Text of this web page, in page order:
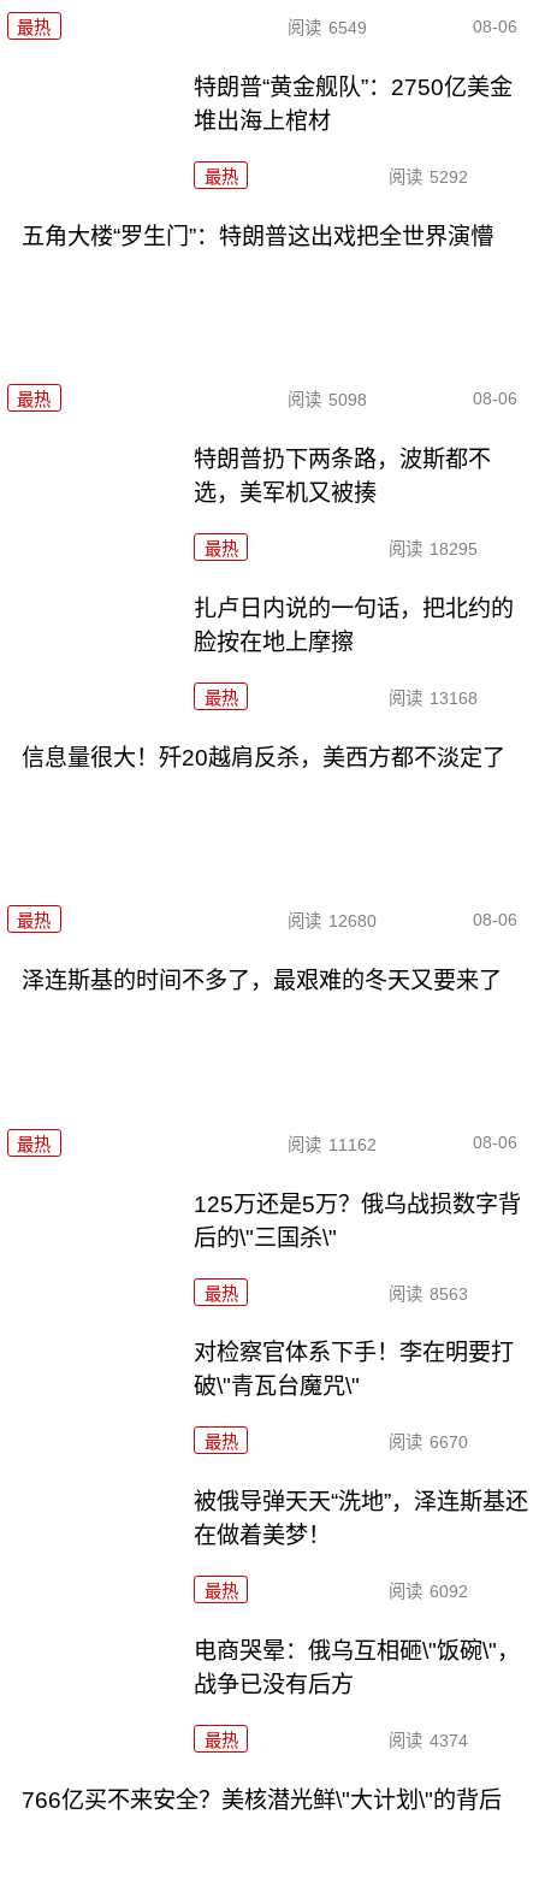
最热 阅读 6549 08-06
特朗普“黄金舰队”：2750亿美金
堆出海上棺材
最热 阅读 5292
五角大楼“罗生门”：特朗普这出戏把全世界演懵
最热 阅读 5098 08-06
特朗普扔下两条路，波斯都不
选，美军机又被揍
最热 阅读 18295
扎卢日内说的一句话，把北约的
脸按在地上摩擦
最热 阅读 13168
信息量很大！歼20越肩反杀，美西方都不淡定了
最热 阅读 12680 08-06
泽连斯基的时间不多了，最艰难的冬天又要来了
最热 阅读 11162 08-06
125万还是5万？俄乌战损数字背
后的\"三国杀\"
最热 阅读 8563
对检察官体系下手！李在明要打
破\"青瓦台魔咒\"
最热 阅读 6670
被俄导弹天天“洗地”，泽连斯基还
在做着美梦！
最热 阅读 6092
电商哭晕：俄乌互相砸\"饭碗\"，
战争已没有后方
最热 阅读 4374
766亿买不来安全？美核潜光鲜\"大计划\"的背后